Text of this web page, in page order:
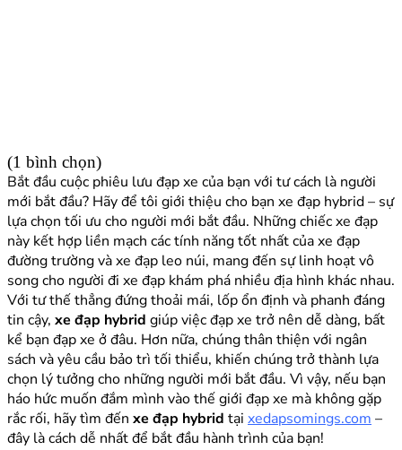
(1 bình chọn)
Bắt đầu cuộc phiêu lưu đạp xe của bạn với tư cách là người
mới bắt đầu? Hãy để tôi giới thiệu cho bạn xe đạp hybrid – sự
lựa chọn tối ưu cho người mới bắt đầu. Những chiếc xe đạp
này kết hợp liền mạch các tính năng tốt nhất của xe đạp
đường trường và xe đạp leo núi, mang đến sự linh hoạt vô
song cho người đi xe đạp khám phá nhiều địa hình khác nhau.
Với tư thế thẳng đứng thoải mái, lốp ổn định và phanh đáng
tin cậy, xe đạp hybrid giúp việc đạp xe trở nên dễ dàng, bất
kể bạn đạp xe ở đâu. Hơn nữa, chúng thân thiện với ngân
sách và yêu cầu bảo trì tối thiểu, khiến chúng trở thành lựa
chọn lý tưởng cho những người mới bắt đầu. Vì vậy, nếu bạn
háo hức muốn đắm mình vào thế giới đạp xe mà không gặp
rắc rối, hãy tìm đến xe đạp hybrid tại xedapsomings.com–
đây là cách dễ nhất để bắt đầu hành trình của bạn!